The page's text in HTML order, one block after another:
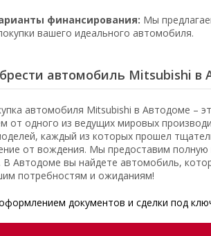
финансирования: Мы
вашего идеального автомобиля.
автомобиль Mitsubishi в
автомобиля Mitsubishi в Автодоме –
от одного из ведущих мировых
каждый из которых прошел
от вождения. Мы предоставим
В Автодоме вы найдете автомобиль,
потребностям и ожиданиям!
документов и сделки под